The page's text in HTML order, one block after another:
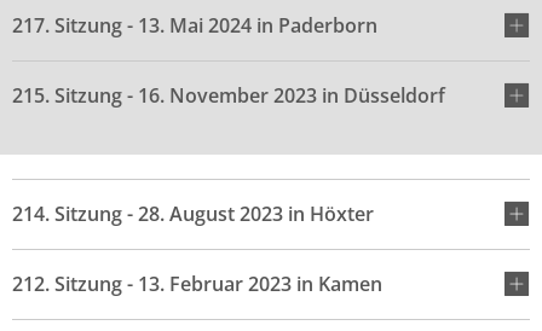
217. Sitzung - 13. Mai 2024 in Paderborn
215. Sitzung - 16. November 2023 in Düsseldorf
214. Sitzung - 28. August 2023 in Höxter
212. Sitzung - 13. Februar 2023 in Kamen